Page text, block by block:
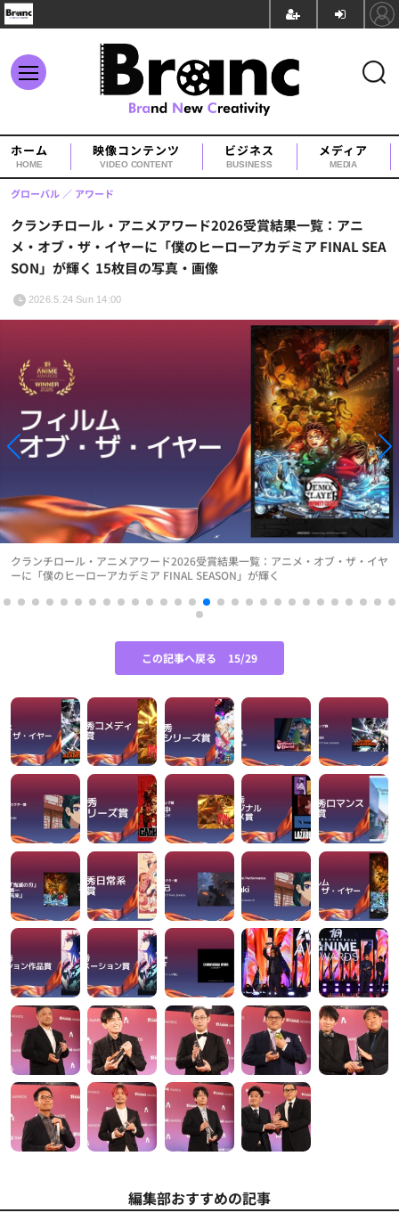
ホーム
HOME
映像コンテンツ
VIDEO CONTENT
ビジネス
BUSINESS
メディア
MEDIA
クランチロール・アニメアワード2026受賞結果一覧：アニ
メ・オブ・ザ・イヤーに「僕のヒーローアカデミア FINAL SEA
SON」が輝く 15枚目の写真・画像
グローバル アワード
2026.5.24 Sun 14:00
クランチロール・アニメアワード2026受賞結果一覧：アニメ・オブ・ザ・イヤ
ーに「僕のヒーローアカデミア FINAL SEASON」が輝く
この記事へ戻る 15/29
編集部おすすめの記事